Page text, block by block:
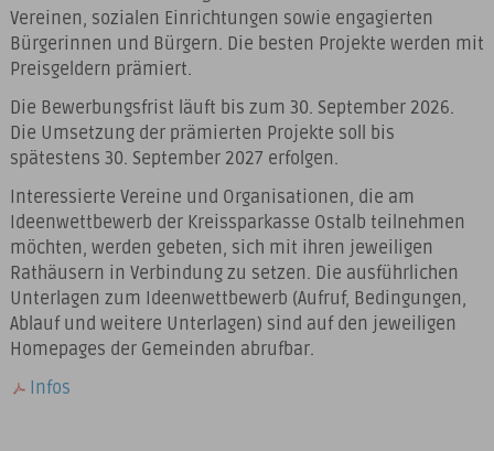
Vereinen, sozialen Einrichtungen sowie engagierten
Bürgerinnen und Bürgern. Die besten Projekte werden mit
Preisgeldern prämiert.
Die Bewerbungsfrist läuft bis zum 30. September 2026.
Die Umsetzung der prämierten Projekte soll bis
spätestens 30. September 2027 erfolgen.
Interessierte Vereine und Organisationen, die am
Ideenwettbewerb der Kreissparkasse Ostalb teilnehmen
möchten, werden gebeten, sich mit ihren jeweiligen
Rathäusern in Verbindung zu setzen. Die ausführlichen
Unterlagen zum Ideenwettbewerb (Aufruf, Bedingungen,
Ablauf und weitere Unterlagen) sind auf den jeweiligen
Homepages der Gemeinden abrufbar.
Infos